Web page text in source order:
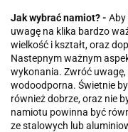
Jak wybrać namiot? - Aby
uwagę na klika bardzo
wielkość i kształt, oraz
Nastepnym ważnym
wykonania. Zwróć uwagę,
wodoodporna. Świetnie
również dobrze, oraz nie
namiotu powinna być
ze stalowych lub